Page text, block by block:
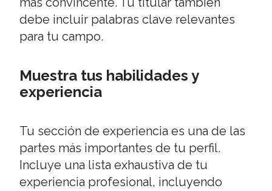
debe incluir palabras clave relevantes
para tu campo.
Muestra tus habilidades y
experiencia
Tu sección de experiencia es una de las
partes más importantes de tu perfil.
Incluye una lista exhaustiva de tu
experiencia profesional, incluyendo